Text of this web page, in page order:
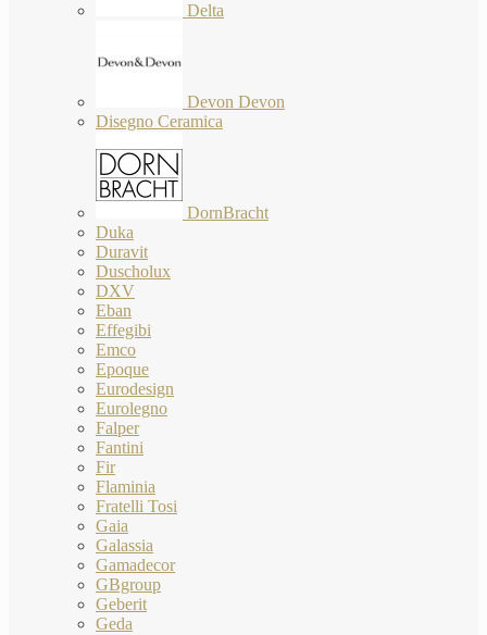
Delta
Devon Devon
Disegno Ceramica
DornBracht
Duka
Duravit
Duscholux
DXV
Eban
Effegibi
Emco
Epoque
Eurodesign
Eurolegno
Falper
Fantini
Fir
Flaminia
Fratelli Tosi
Gaia
Galassia
Gamadecor
GBgroup
Geberit
Geda